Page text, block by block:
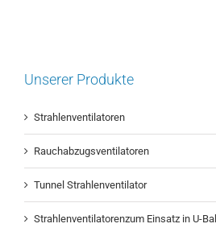
Unserer Produkte
Strahlenventilatoren
Rauchabzugsventilatoren
Tunnel Strahlenventilator
Strahlenventilatorenzum Einsatz in U-